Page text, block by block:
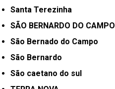
Santa Terezinha
SÃO BERNARDO DO CAMPO
São Bernado do Campo
São Bernardo
São caetano do sul